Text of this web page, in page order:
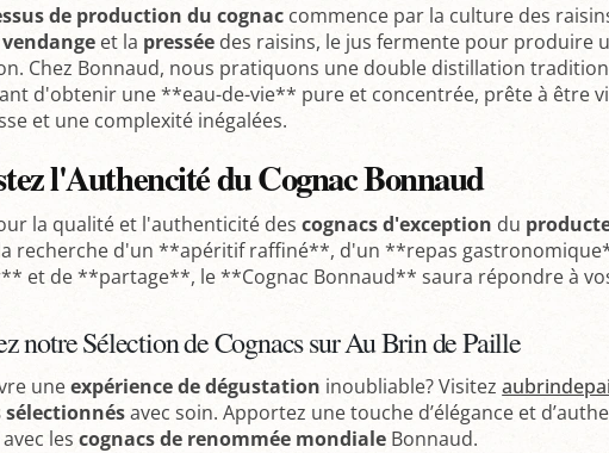
de production du cognac commence par la culture des
vendange et la presséedes raisins, le jus fermente pour produire
Chez Bonnaud, nous pratiquons une double distillation
d'obtenir une **eau-de-vie** pure et concentrée, prête à être
et une complexité inégalées.
l'Authencité du Cognac Bonnaud
la qualité et l'authenticité descognacs d'exception du
recherche d'un **apéritif raffiné**, d'un **repas
et de **partage**, le **Cognac Bonnaud** saura répondre à
notre Sélection de Cognacs sur Au Brin de Paille
uneexpérience de dégustation inoubliable? Visitez
sélectionnésavec soin. Apportez une touche d’élégance et
avec lescognacs de renommée mondiale Bonnaud.